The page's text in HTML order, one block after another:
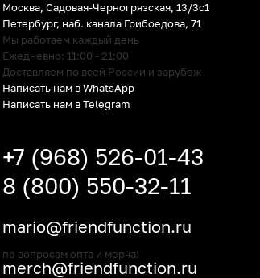
Москва, Садовая-Черногрязская, 13/3c1
Петербург, наб. канала Грибоедова, 71
Мы работаем каждый день
Ежедневно: 11:00 - 21:00
Доставляем по всей России и зарубеж
Написать нам в WhatsApp
Написать нам в Telegram
+7 (968) 526-01-43
8 (800) 550-32-11
mario@friendfunction.ru
по вопросам опта и мерча:
merch@friendfunction.ru